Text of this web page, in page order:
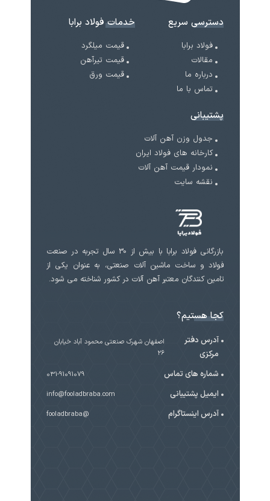
دسترسی سریع
فولاد برابا
مقالات
درباره ما
تماس با ما
خدمات فولاد برابا
قیمت میلگرد
قیمت تیرآهن
قیمت ورق
پشتیبانی
جدول وزن آهن آلات
کارخانه های فولاد ایران
نمودار قیمت آهن آلات
نقشه سایت
بازرگانی فولاد برابا با بیش از 30 سال تجربه در صنعت
فولاد و ساخت ماشین آلات صنعتی، به عنوان یکی از
تامین کنندگان معتبر آهن آلات در کشور شناخته می شود.
کجا هستیم؟
آدرس دفتر
مرکزی
اصفهان شهرک صنعتی محمود آباد خیابان
۲۶
شماره های تماس 031-91091079
ایمیل پشتیبانی info@fooladbraba.com
آدرس اینستاگرام @fooladbraba